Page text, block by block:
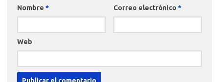
Nombre * Correo electrónico *
Web